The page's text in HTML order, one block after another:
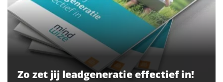
Zo zet jij leadgeneratie effectief in!